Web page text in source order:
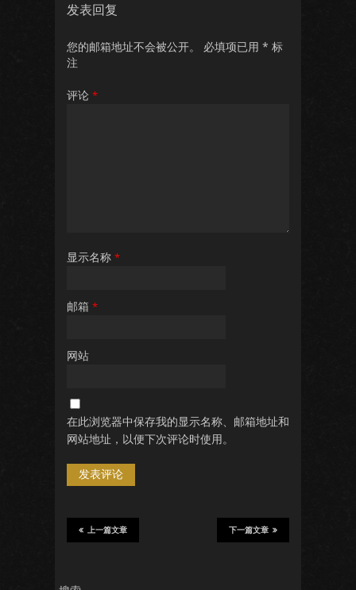
发表回复
您的邮箱地址不会被公开。 必填项已用 * 标
注
评论 *
显示名称 *
邮箱 *
网站
在此浏览器中保存我的显示名称、邮箱地址和
网站地址，以便下次评论时使用。
下一篇文章
上一篇文章